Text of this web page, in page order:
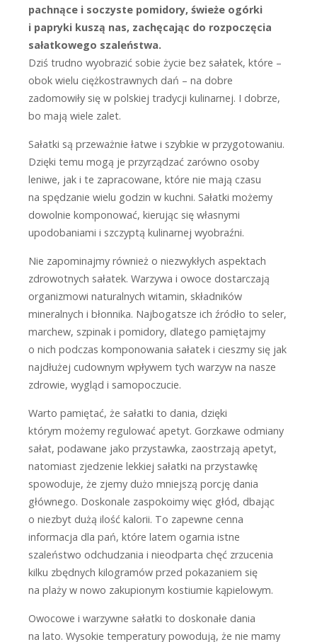
pachnące i soczyste pomidory, świeże ogórki
i papryki kuszą nas, zachęcając do rozpoczęcia
sałatkowego szaleństwa.
Dziś trudno wyobrazić sobie życie bez sałatek, które –
obok wielu ciężkostrawnych dań – na dobre
zadomowiły się w polskiej tradycji kulinarnej. I dobrze,
bo mają wiele zalet.
Sałatki są przeważnie łatwe i szybkie w przygotowaniu.
Dzięki temu mogą je przyrządzać zarówno osoby
leniwe, jak i te zapracowane, które nie mają czasu
na spędzanie wielu godzin w kuchni. Sałatki możemy
dowolnie komponować, kierując się własnymi
upodobaniami i szczyptą kulinarnej wyobraźni.
Nie zapominajmy również o niezwykłych aspektach
zdrowotnych sałatek. Warzywa i owoce dostarczają
organizmowi naturalnych witamin, składników
mineralnych i błonnika. Najbogatsze ich źródło to seler,
marchew, szpinak i pomidory, dlatego pamiętajmy
o nich podczas komponowania sałatek i cieszmy się jak
najdłużej cudownym wpływem tych warzyw na nasze
zdrowie, wygląd i samopoczucie.
Warto pamiętać, że sałatki to dania, dzięki
którym możemy regulować apetyt. Gorzkawe odmiany
sałat, podawane jako przystawka, zaostrzają apetyt,
natomiast zjedzenie lekkiej sałatki na przystawkę
spowoduje, że zjemy dużo mniejszą porcję dania
głównego. Doskonale zaspokoimy więc głód, dbając
o niezbyt dużą ilość kalorii. To zapewne cenna
informacja dla pań, które latem ogarnia istne
szaleństwo odchudzania i nieodparta chęć zrzucenia
kilku zbędnych kilogramów przed pokazaniem się
na plaży w nowo zakupionym kostiumie kąpielowym.
Owocowe i warzywne sałatki to doskonałe dania
na lato. Wysokie temperatury powodują, że nie mamy